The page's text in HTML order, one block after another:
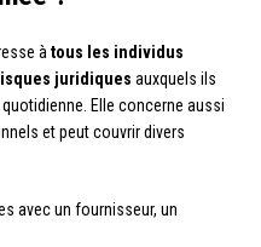
à tous les individus
juridiques auxquels ils
Elle concerne aussi
et peut couvrir divers
avec un fournisseur, un